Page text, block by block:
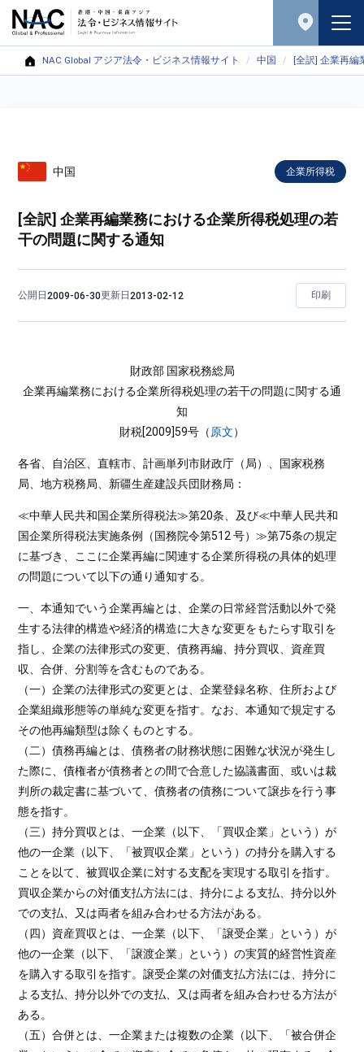
NAC Global アジア法令・ビジネス情報サイト 中国 [全訳] 企業再
中国 企業所得税
[全訳] 企業再編業務における企業所得税処理の若
干の問題に関する通知
公開日2009-06-30更新日2013-02-12 印刷
財政部 国家税務総局
企業再編業務における企業所得税処理の若干の問題に関する通
知
財税[2009]59号（ 原文）
各省、自治区、直轄市、計画単列市財政庁（局）、国家税務
局、地方税務局、新疆生産建設兵団財務局：
≪中華人民共和国企業所得税法≫第20条、及び≪中華人民共和
国企業所得税法実施条例（国務院令第512 号）≫第75条の規定
に基づき、ここに企業再編に関連する企業所得税の具体的処理
の問題について以下の通り通知する。
一、本通知でいう企業再編とは、企業の日常経営活動以外で発
生する法律的構造や経済的構造に大きな変更をもたらす取引を
指し、企業の法律形式の変更、債務再編、持分買収、資産買
収、合併、分割等を含むものである。
（一）企業の法律形式の変更とは、企業登録名称、住所および
企業組織形態等の単純な変更を指す。なお、本通知で規定する
その他再編類型は除くものとする。
（二）債務再編とは、債務者の財務状態に困難な状況が発生し
た際に、債権者が債務者との間で合意した協議書面、或いは裁
判所の裁定書に基づいて、債務者の債務について譲歩を行う事
態を指す。
（三）持分買収とは、一企業（以下、「買収企業」という）が
他の一企業（以下、「被買収企業」という）の持分を購入する
ことを以て、被買収企業に対する支配を実現する取引を指す。
買収企業からの対価支払方法には、持分による支払、持分以外
での支払、又は両者を組み合わせる方法がある。
（四）資産買収とは、一企業（以下、「譲受企業」という）が
他の一企業（以下、「譲渡企業」という）の実質的経営性資産
を購入する取引を指す。譲受企業の対価支払方法には、持分に
よる支払、持分以外での支払、又は両者を組み合わせる方法が
ある。
（五）合併とは、一企業または複数の企業（以下、「被合併企